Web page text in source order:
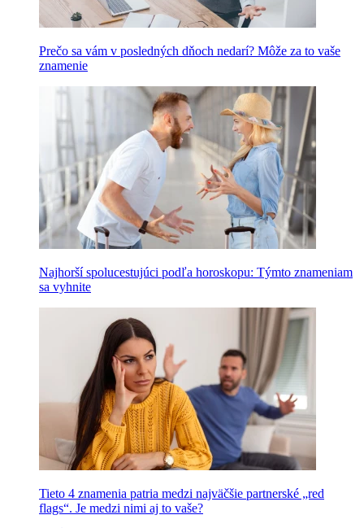
Prečo sa vám v posledných dňoch nedarí? Môže za to vaše
znamenie
Najhorší spolucestujúci podľa horoskopu: Týmto znameniam
sa vyhnite
Tieto 4 znamenia patria medzi najväčšie partnerské „red
flags“. Je medzi nimi aj to vaše?